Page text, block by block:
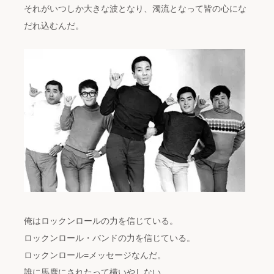
それがいつしか大きな波となり、濁流となって皆の心にな
だれ込むんだ。
俺はロックンロールの力を信じている。
ロックンロール・バンドの力を信じている。
ロックンロール=メッセージなんだ。